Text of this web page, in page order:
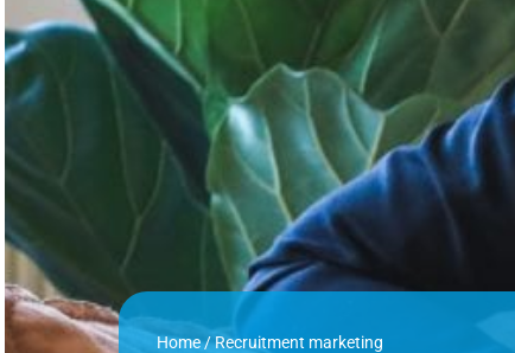
Home/Recruitment marketing